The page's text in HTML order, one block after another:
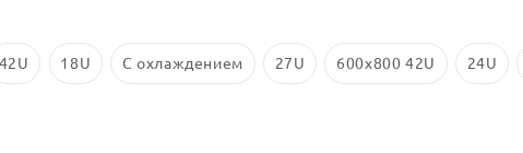
42U 18U С охлаждением 27U 600х800 42U 24U